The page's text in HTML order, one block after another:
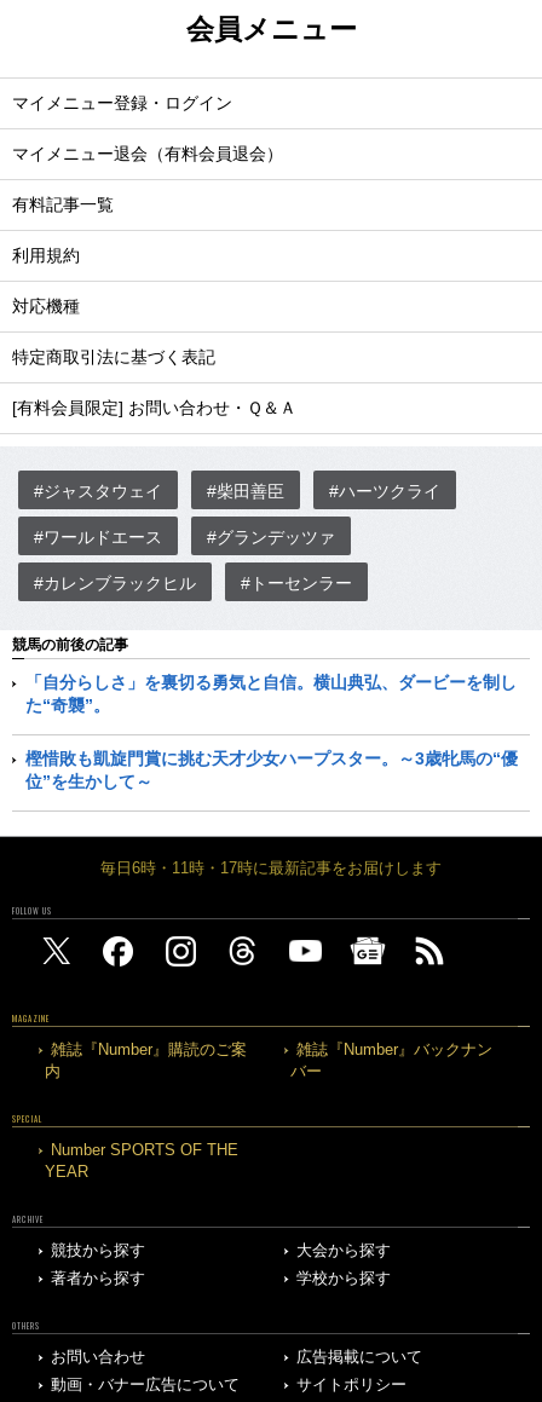
会員メニュー
マイメニュー登録・ログイン
マイメニュー退会（有料会員退会）
有料記事一覧
利用規約
対応機種
特定商取引法に基づく表記
[有料会員限定] お問い合わせ・Ｑ＆Ａ
#ジャスタウェイ #柴田善臣 #ハーツクライ
#ワールドエース #グランデッツァ
#カレンブラックヒル #トーセンラー
競馬の前後の記事
「自分らしさ」を裏切る勇気と自信。横山典弘、ダービーを制し
た“奇襲”。
樫惜敗も凱旋門賞に挑む天才少女ハープスター。～3歳牝馬の“優
位”を生かして～
毎日6時・11時・17時に最新記事をお届けします
FOLLOW US
MAGAZINE
雑誌『Number』購読のご案
内
雑誌『Number』バックナン
バー
SPECIAL
Number SPORTS OF THE
YEAR
ARCHIVE
競技から探す
大会から探す
著者から探す
学校から探す
OTHERS
お問い合わせ
広告掲載について
動画・バナー広告について
サイトポリシー